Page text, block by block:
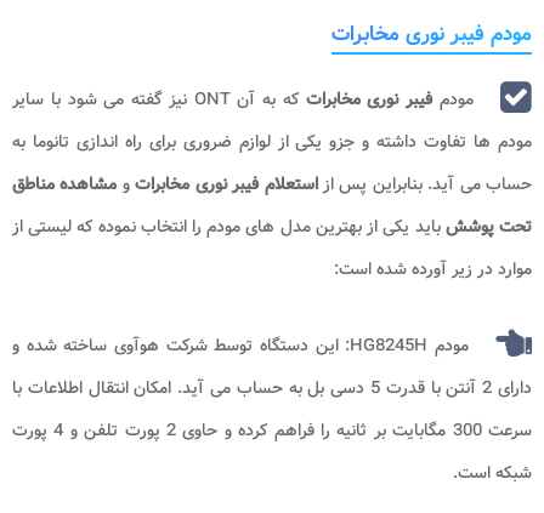
مودم فیبر نوری مخابرات
مودمفیبر نوری مخابرات
که به آن ONT نیز گفته می شود با سایر
مودم ها تفاوت داشته و جزو یکی از لوازم ضروری برای راه اندازی تانوما به
حساب می آید. بنابراین پس ازاستعلام فیبر نوری مخابراتو مشاهده مناطق
تحت پوششباید یکی از بهترین مدل های مودم را انتخاب نموده که لیستی از
موارد در زیر آورده شده است:
مودم HG8245H: این دستگاه توسط شرکت هوآوی ساخته شده و
دارای 2 آنتن با قدرت 5 دسی بل به حساب می آید. امکان انتقال اطلاعات با
سرعت 300 مگابایت بر ثانیه را فراهم کرده و حاوی 2 پورت تلفن و 4 پورت
شبکه است.